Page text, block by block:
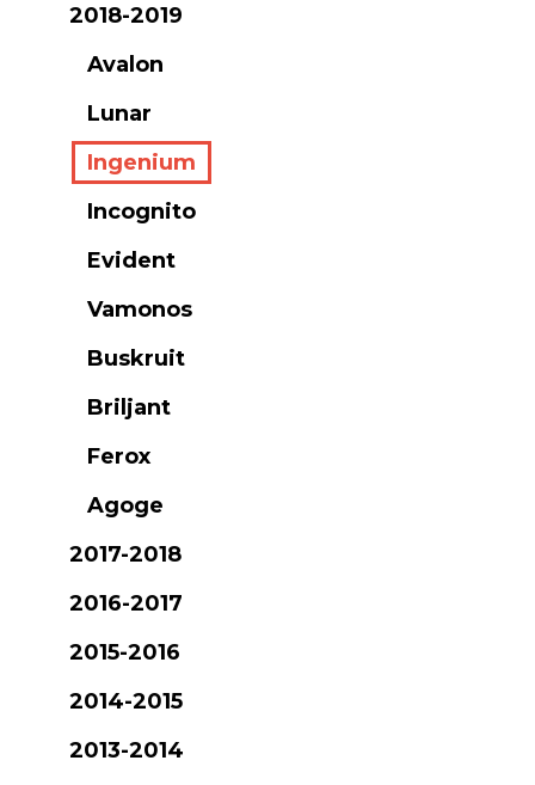
2018-2019
Avalon
Lunar
Ingenium
Incognito
Evident
Vamonos
Buskruit
Briljant
Ferox
Agoge
2017-2018
2016-2017
2015-2016
2014-2015
2013-2014